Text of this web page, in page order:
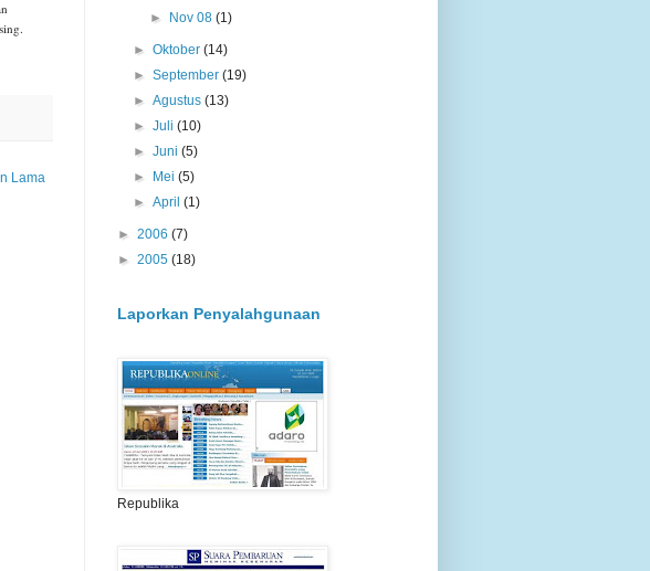
Lama
►
Nov 08 (1)
►Oktober(14)
►September(19)
►Agustus(13)
►Juli(10)
►Juni(5)
►
Mei(5)
►April(1)
► 2006 (7)
► 2005 (18)
Laporkan Penyalahgunaan
Republika